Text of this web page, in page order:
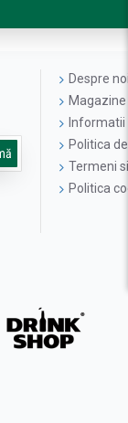
Despre noi
Magazine
Informatii
Politica
Termeni
Politica